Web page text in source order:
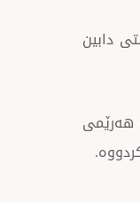
دابین
هەرێمی